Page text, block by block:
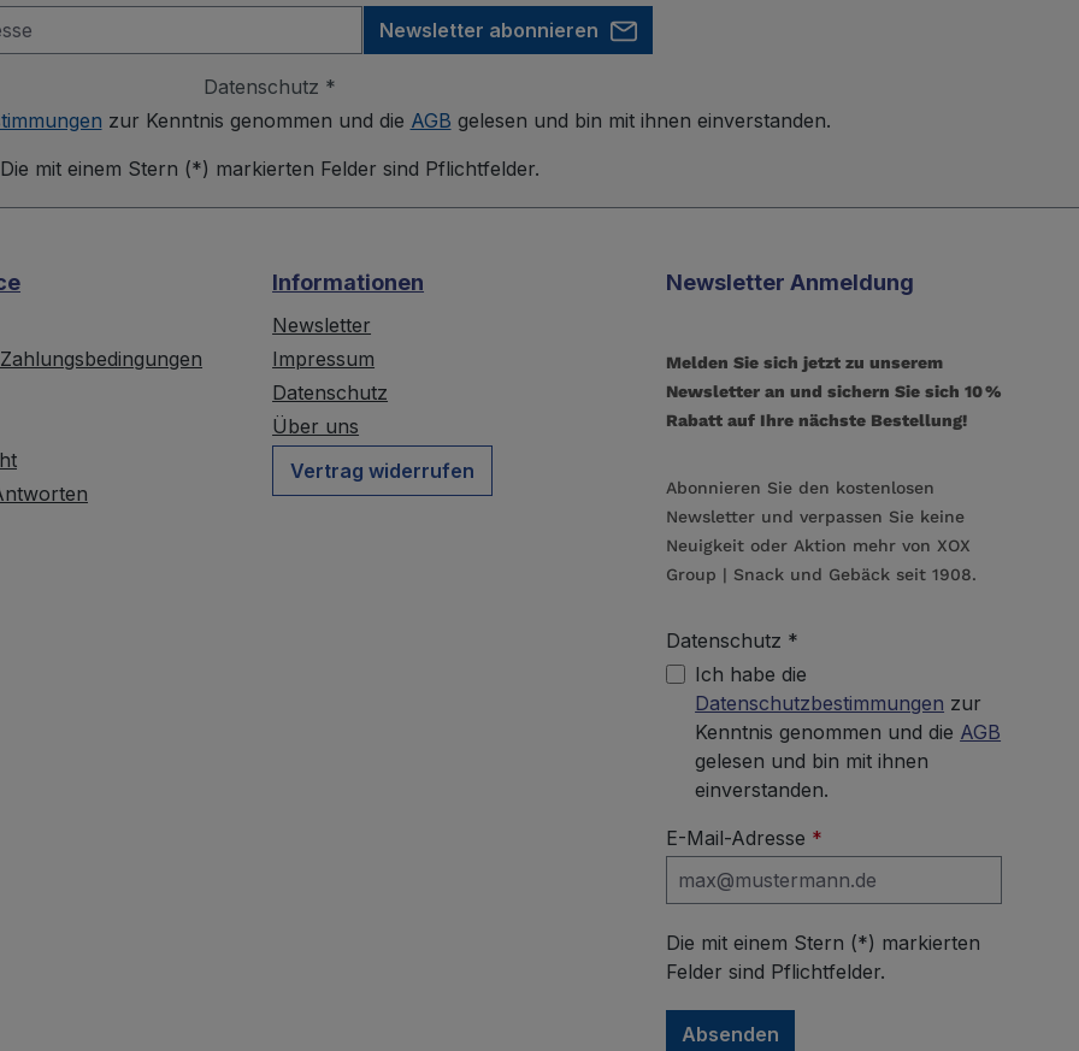
Newsletter abonnieren
Datenschutz *
zur Kenntnis genommen und die AGB gelesen und bin mit ihnen einverstanden.
Die mit einem Stern (*) markierten Felder sind Pflichtfelder.
Informationen
Newsletter
Impressum
Datenschutz
Über uns
Vertrag widerrufen
Newsletter Anmeldung
Melden Sie sich jetzt zu unserem
Newsletter an und sichern Sie sich 10 %
Rabatt auf Ihre nächste Bestellung!
Abonnieren Sie den kostenlosen
Newsletter und verpassen Sie keine
Neuigkeit oder Aktion mehr von XOX
Group | Snack und Gebäck seit 1908.
Datenschutz *
Ich habe die
Datenschutzbestimmungen zur
Kenntnis genommen und die AGB
gelesen und bin mit ihnen
einverstanden.
E-Mail-Adresse *
Die mit einem Stern (*) markierten
Felder sind Pflichtfelder.
Absenden